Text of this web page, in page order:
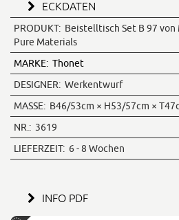
ECKDATEN
PRODUKT: Beistelltisch Set B 97
Pure Materials
MARKE: Thonet
DESIGNER: Werkentwurf
MASSE: B46/53cm × H53/57cm ×
NR.: 3619
LIEFERZEIT: 6 - 8 Wochen
INFO PDF